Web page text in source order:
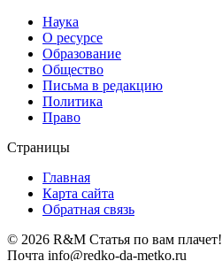
Наука
О ресурсе
Образование
Общество
Письма в редакцию
Политика
Право
Страницы
Главная
Карта сайта
Обратная связь
© 2026 R&M Статья по вам плачет!
Почта info@redko-da-metko.ru